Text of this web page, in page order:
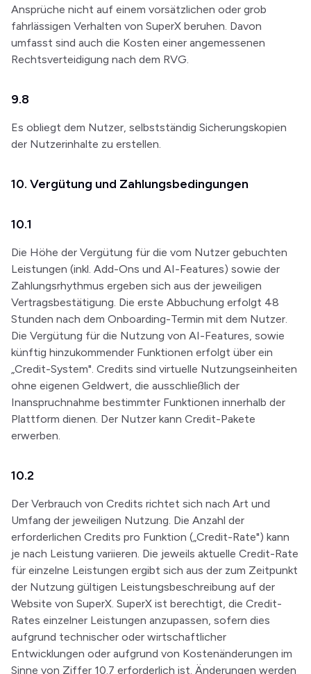
Ansprüche nicht auf einem vorsätzlichen oder grob
fahrlässigen Verhalten von SuperX beruhen. Davon
umfasst sind auch die Kosten einer angemessenen
Rechtsverteidigung nach dem RVG.
9.8
Es obliegt dem Nutzer, selbstständig Sicherungskopien
der Nutzerinhalte zu erstellen.
10. Vergütung und Zahlungsbedingungen
10.1
Die Höhe der Vergütung für die vom Nutzer gebuchten
Leistungen (inkl. Add-Ons und AI-Features) sowie der
Zahlungsrhythmus ergeben sich aus der jeweiligen
Vertragsbestätigung. Die erste Abbuchung erfolgt 48
Stunden nach dem Onboarding-Termin mit dem Nutzer.
Die Vergütung für die Nutzung von AI-Features, sowie
künftig hinzukommender Funktionen erfolgt über ein
„Credit-System". Credits sind virtuelle Nutzungseinheiten
ohne eigenen Geldwert, die ausschließlich der
Inanspruchnahme bestimmter Funktionen innerhalb der
Plattform dienen. Der Nutzer kann Credit-Pakete
erwerben.
10.2
Der Verbrauch von Credits richtet sich nach Art und
Umfang der jeweiligen Nutzung. Die Anzahl der
erforderlichen Credits pro Funktion („Credit-Rate") kann
je nach Leistung variieren. Die jeweils aktuelle Credit-Rate
für einzelne Leistungen ergibt sich aus der zum Zeitpunkt
der Nutzung gültigen Leistungsbeschreibung auf der
Website von SuperX. SuperX ist berechtigt, die Credit-
Rates einzelner Leistungen anzupassen, sofern dies
aufgrund technischer oder wirtschaftlicher
Entwicklungen oder aufgrund von Kostenänderungen im
Sinne von Ziffer 10.7 erforderlich ist. Änderungen werden